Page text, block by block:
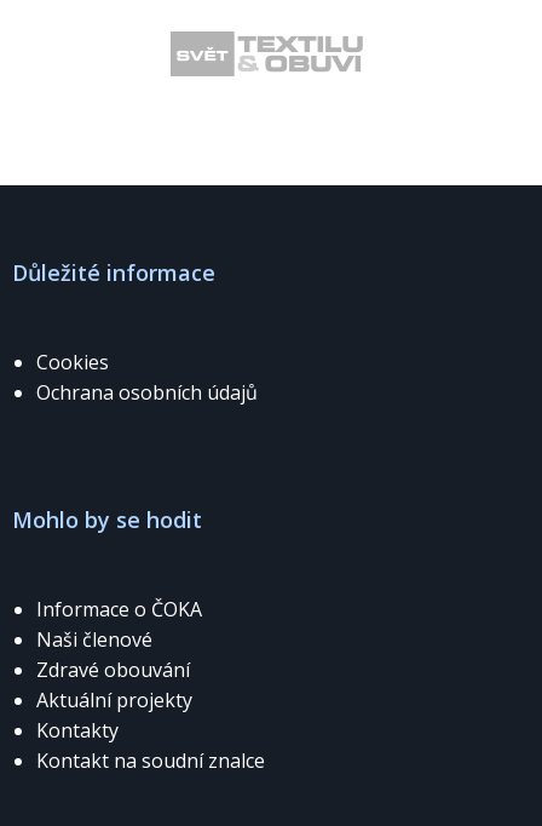
Důležité informace
Cookies
Ochrana osobních údajů
Mohlo by se hodit
Informace o ČOKA
Naši členové
Zdravé obouvání
Aktuální projekty
Kontakty
Kontakt na soudní znalce